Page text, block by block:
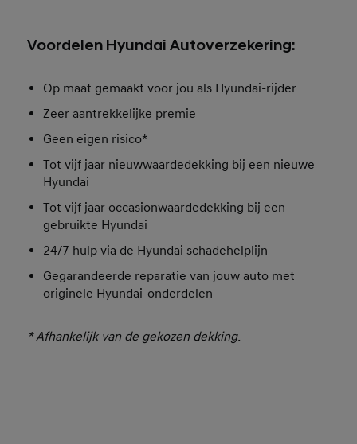
Voordelen Hyundai Autoverzekering:
Op maat gemaakt voor jou als Hyundai-rijder
Zeer aantrekkelijke premie
Geen eigen risico*
Tot vijf jaar nieuwwaardedekking bij een nieuwe
Hyundai
Tot vijf jaar occasionwaardedekking bij een
gebruikte Hyundai
24/7 hulp via de Hyundai schadehelplijn
Gegarandeerde reparatie van jouw auto met
originele Hyundai-onderdelen
* Afhankelijk van de gekozen dekking.